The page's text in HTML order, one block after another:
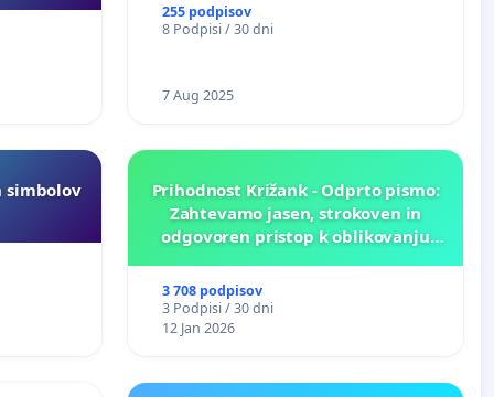
255 podpisov
8 Podpisi / 30 dni
7 Aug 2025
simbolov
Prihodnost Križank - Odprto pismo:
Zahtevamo jasen, strokoven in
odgovoren pristop k oblikovanju
3 708 podpisov
3 Podpisi / 30 dni
12 Jan 2026